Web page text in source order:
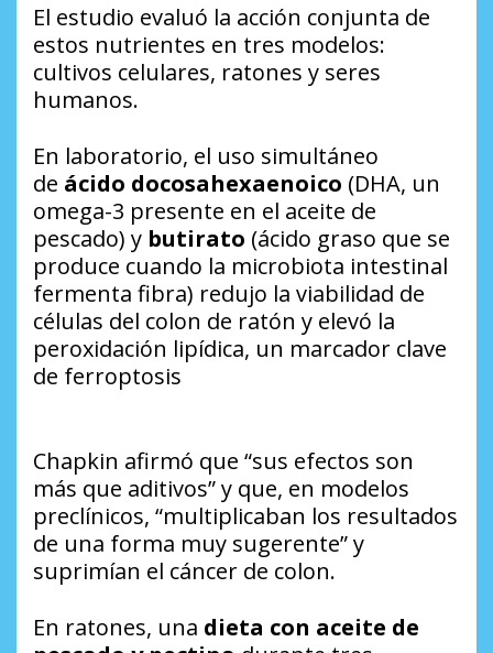
El estudio evaluó la acción conjunta de
estos nutrientes en tres modelos:
cultivos celulares, ratones y seres
humanos.
En laboratorio, el uso simultáneo
de ácido docosahexaenoico (DHA, un
omega-3 presente en el aceite de
pescado) y butirato (ácido graso que se
produce cuando la microbiota intestinal
fermenta fibra) redujo la viabilidad de
células del colon de ratón y elevó la
peroxidación lipídica, un marcador clave
de ferroptosis
Chapkin afirmó que “sus efectos son
más que aditivos” y que, en modelos
preclínicos, “multiplicaban los resultados
de una forma muy sugerente” y
suprimían el cáncer de colon.
En ratones, una dieta con aceite de